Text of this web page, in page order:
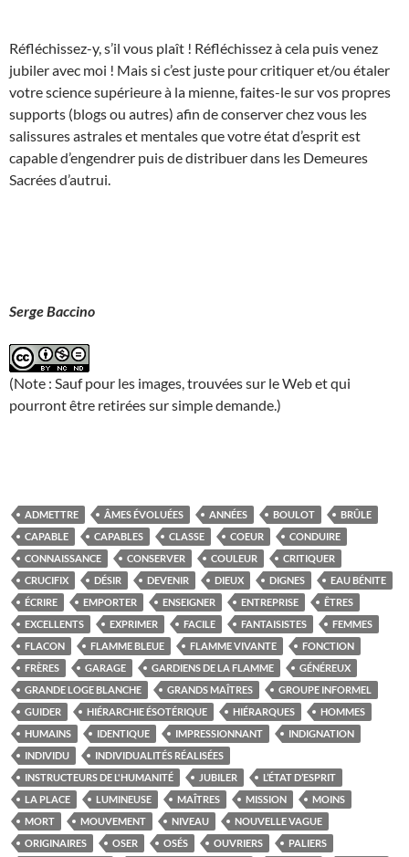
Réfléchissez-y, s’il vous plaît ! Réfléchissez à cela puis venez
jubiler avec moi ! Mais si c’est juste pour critiquer et/ou étaler
votre science supérieure à la mienne, faites-le sur vos propres
supports (blogs ou autres) afin de conserver chez vous les
salissures astrales et mentales que votre état d’esprit est
capable d’engendrer puis de distribuer dans les Demeures
Sacrées d’autrui.
Serge Baccino
(Note : Sauf pour les images, trouvées sur le Web et qui
pourront être retirées sur simple demande.)
ADMETTRE ÂMES ÉVOLUÉES ANNÉES BOULOT
BRÛLE
CAPABLE
CAPABLES CLASSE COEUR
CONDUIRE
CONNAISSANCE
CONSERVER COULEUR
CRITIQUER
CRUCIFIX
DÉSIR DEVENIR DIEUX DIGNES
EAU BÉNITE
ÉCRIRE
EMPORTER ENSEIGNER ENTREPRISE
ÊTRES
EXCELLENTS
EXPRIMER FACILE FANTAISISTES
FEMMES
FLACON
FLAMME BLEUE FLAMME VIVANTE
FONCTION
FRÈRES
GARAGE GARDIENS DE LA FLAMME
GÉNÉREUX
GRANDE LOGE BLANCHE
GRANDS MAÎTRES
GROUPE INFORMEL
GUIDER
HIÉRARCHIE ÉSOTÉRIQUE HIÉRARQUES
HOMMES
HUMAINS
IDENTIQUE IMPRESSIONNANT
INDIGNATION
INDIVIDU
INDIVIDUALITÉS RÉALISÉES
INSTRUCTEURS DE L'HUMANITÉ
JUBILER
L’ÉTAT D’ESPRIT
LA PLACE
LUMINEUSE MAÎTRES MISSION
MOINS
MORT
MOUVEMENT NIVEAU
NOUVELLE VAGUE
ORIGINAIRES
OSER OSÉS OUVRIERS
PALIERS